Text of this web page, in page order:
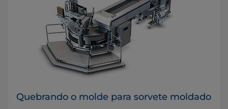
Quebrando o molde para sorvete moldado